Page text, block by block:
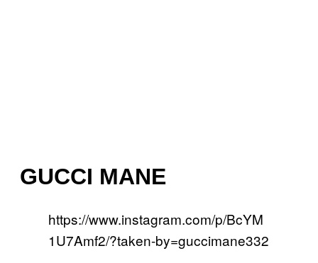
GUCCI MANE
https://www.instagram.com/p/BcYM
1U7Amf2/?taken-by=guccimane332